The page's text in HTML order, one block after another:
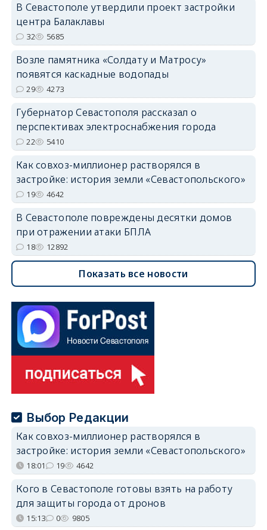
В Севастополе утвердили проект застройки
центра Балаклавы
32 5685
Возле памятника «Солдату и Матросу»
появятся каскадные водопады
29 4273
Губернатор Севастополя рассказал о
перспективах электроснабжения города
22 5410
Как совхоз-миллионер растворялся в
застройке: история земли «Севастопольского»
19 4642
В Севастополе повреждены десятки домов
при отражении атаки БПЛА
18 12892
Показать все новости
Выбор Редакции
Как совхоз-миллионер растворялся в
застройке: история земли «Севастопольского»
18:01 19 4642
Кого в Севастополе готовы взять на работу
для защиты города от дронов
15:13 0 9805